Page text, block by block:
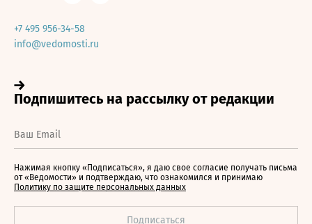
+7 495 956-34-58
info@vedomosti.ru
Нажимая кнопку «Подписаться», я даю свое согласие получать письма
от «Ведомости» и подтверждаю, что ознакомился и принимаю
Политику по защите персональных данных